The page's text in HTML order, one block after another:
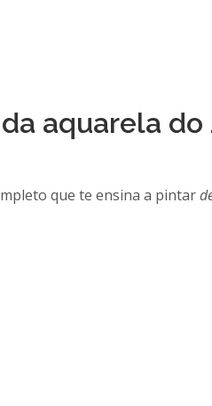
aquarela do
que te ensina a pintar